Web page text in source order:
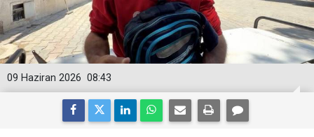
08:43
09 Haziran 2026